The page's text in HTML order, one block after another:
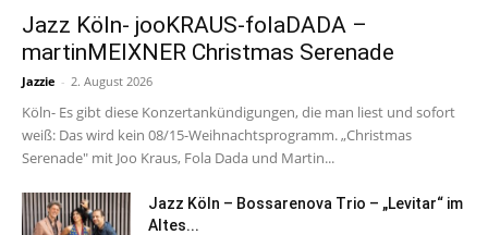
Jazz Köln- jooKRAUS-folaDADA –
martinMEIXNER Christmas Serenade
Jazzie - 2. August 2026
Köln- Es gibt diese Konzertankündigungen, die man liest und sofort
weiß: Das wird kein 08/15-Weihnachtsprogramm. „Christmas
Serenade" mit Joo Kraus, Fola Dada und Martin...
Jazz Köln – Bossarenova Trio – „Levitar“ im
Altes...